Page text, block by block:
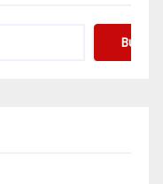
Buscar